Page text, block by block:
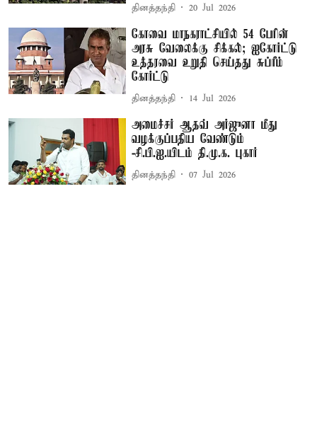
தினத்தந்தி 20 Jul 2026
கோவை மாநகராட்சியில் 54 பேரின்
அரசு வேலைக்கு சிக்கல்; ஐகோர்ட்டு
உத்தரவை உறுதி செய்தது சுப்ரீம்
கோர்ட்டு
தினத்தந்தி 14 Jul 2026
அமைச்சர் ஆதவ் அர்ஜுனா மீது
வழக்குப்பதிய வேண்டும்
-சி.பி.ஐ.யிடம் தி.மு.க. புகார்
தினத்தந்தி 07 Jul 2026